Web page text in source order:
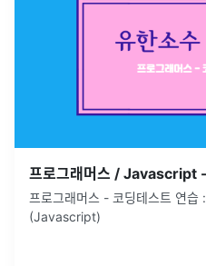
프로그래머스 / Javascript -
프로그래머스 - 코딩테스트 연습
(Javascript)